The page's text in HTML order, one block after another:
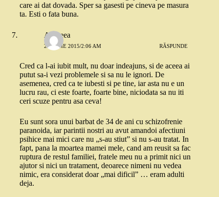
care ai dat dovada. Sper sa gasesti pe cineva pe masura
ta. Esti o fata buna.
Andreea
28 IUNIE 2015/2:06 AM RĂSPUNDE
Cred ca l-ai iubit mult, nu doar indeajuns, si de aceea ai
putut sa-i vezi problemele si sa nu le ignori. De
asemenea, cred ca te iubesti si pe tine, iar asta nu e un
lucru rau, ci este foarte, foarte bine, niciodata sa nu iti
ceri scuze pentru asa ceva!
Eu sunt sora unui barbat de 34 de ani cu schizofrenie
paranoida, iar parintii nostri au avut amandoi afectiuni
psihice mai mici care nu „s-au stiut” si nu s-au tratat. In
fapt, pana la moartea mamei mele, cand am reusit sa fac
ruptura de restul familiei, fratele meu nu a primit nici un
ajutor si nici un tratament, deoarece nimeni nu vedea
nimic, era considerat doar „mai dificil” … eram adulti
deja.